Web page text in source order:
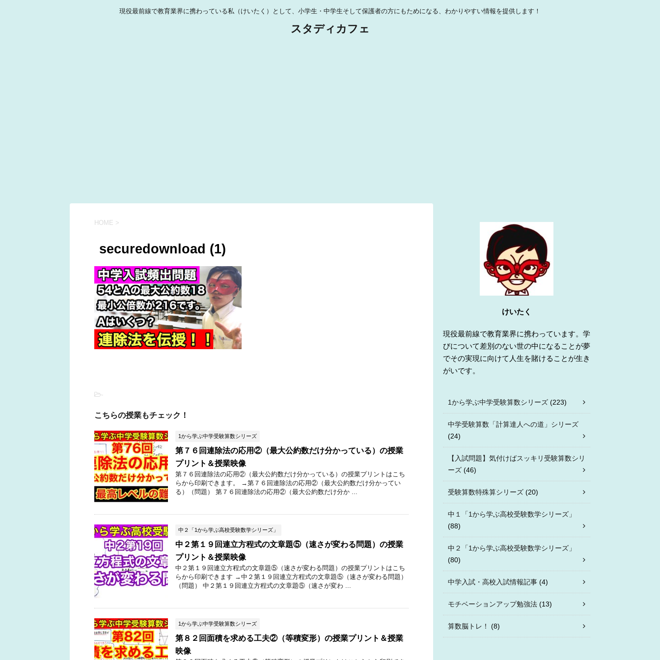
現役最前線で教育業界に携わっている私（けいたく）として、小学生・中学生そして保護者の方にもためになる、わかりやすい情報を提供します！
スタディカフェ
HOME >
securedownload (1)
-
こちらの授業もチェック！
1から学ぶ中学受験算数シリーズ
第７６回連除法の応用②（最大公約数だけ分かっている）の授業
プリント＆授業映像
第７６回連除法の応用②（最大公約数だけ分かっている）の授業プリントはこち
らから印刷できます。 →第７６回連除法の応用②（最大公約数だけ分かってい
る）（問題） 第７６回連除法の応用②（最大公約数だけ分か ...
中２「1から学ぶ高校受験数学シリーズ」
中２第１９回連立方程式の文章題⑤（速さが変わる問題）の授業
プリント＆授業映像
中２第１９回連立方程式の文章題⑤（速さが変わる問題）の授業プリントはこち
らから印刷できます →中２第１９回連立方程式の文章題⑤（速さが変わる問題）
（問題） 中２第１９回連立方程式の文章題⑤（速さが変わ ...
1から学ぶ中学受験算数シリーズ
第８２回面積を求める工夫②（等積変形）の授業プリント＆授業
映像
けいたく
現役最前線で教育業界に携わっています。学
びについて差別のない世の中になることが夢
でその実現に向けて人生を賭けることが生き
がいです。
1から学ぶ中学受験算数シリーズ (223)
中学受験算数「計算達人への道」シリーズ
(24)
【入試問題】気付けばスッキリ受験算数シリ
ーズ (46)
受験算数特殊算シリーズ (20)
中１「1から学ぶ高校受験数学シリーズ」
(88)
中２「1から学ぶ高校受験数学シリーズ」
(80)
中学入試・高校入試情報記事 (4)
モチベーションアップ勉強法 (13)
算数脳トレ！ (8)